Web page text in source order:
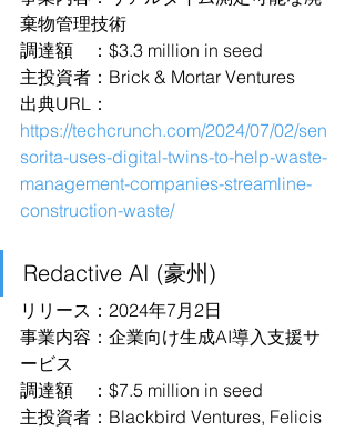
棄物管理技術
調達額　：$3.3 million in seed
主投資者：Brick & Mortar Ventures
出典URL：
https://techcrunch.com/2024/07/02/sen
sorita-uses-digital-twins-to-help-waste-
management-companies-streamline-
construction-waste/
Redactive AI (豪州)
リリース：2024年7月2日
事業内容：企業向け生成AI導入支援サ
ービス
調達額　：$7.5 million in seed
主投資者：Blackbird Ventures, Felicis